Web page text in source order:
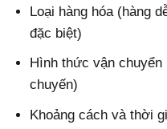
Loại hàng hóa (hàng
đặc biệt)
Hình thức vận chuyển
chuyến)
Khoảng cách và thời